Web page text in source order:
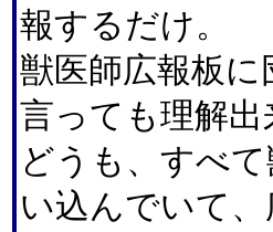
報するだけ。
獣医師広報板
言っても理解出
どうも、すべ
い込んでいて